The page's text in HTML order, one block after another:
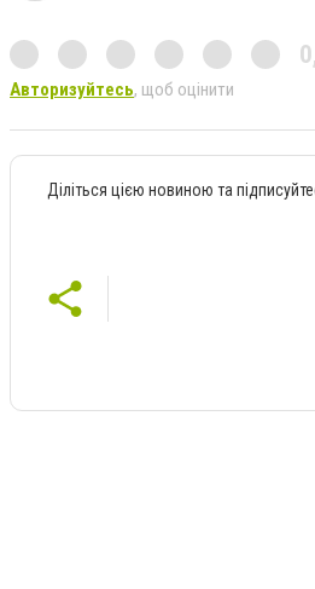
Авторизуйтесь, щоб оцінити
Діліться цією новиною та